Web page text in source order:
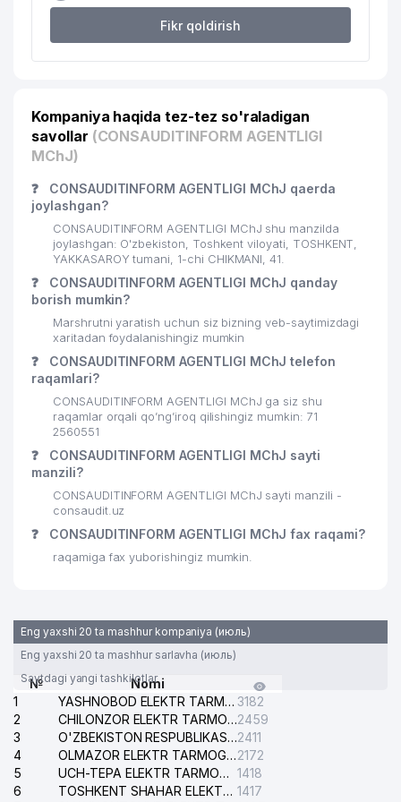
20 376 м
21 ASIA ADVENTURES MChJ 412 м
23
BANGLADESH XALQ RESPUBLIKASI
ELChINONASI
25
KATTA TANAFFUS BILIMDON
26 OCEAN-SEEFOOD MChJ
27 MALAYZIYA ELChINONASI 515 м
28
APOLLONIYA MEDICAL SERVICE
MChJ
29
FAYSEL KONSTRUKTION LOGISTIK
MChJ
30 ISSIQLIKQUVVATTA'MIR MChJ
31 DILRUZ MChJ 550 м
32 ALOQA BO'LIMI №100 551 м
33 LAZOKAT XUSUSIY KORXONASI 558 м
MChJ
36 EXPRESS STROY PROFI MChJ
DREAM DIZAYN GROUP MChJ
IMKONIYATI CHEKLANGAN BOLALAR
UCHUN 25-chi SONLI
IXTISOSLASHGAN MAKTAB
CORRIDA FOOD OILAVIY KORXONASI
Fikr qoldirish
Kompaniya haqida tez-tez so'raladigan
savollar (CONSAUDITINFORM AGENTLIGI
MChJ)
❓
CONSAUDITINFORM AGENTLIGI MChJ qaerda
joylashgan?
CONSAUDITINFORM AGENTLIGI MChJ shu manzilda
joylashgan: O'zbekiston, Toshkent viloyati, TOSHKENT,
YAKKASAROY tumani, 1-chi CHIKMANI, 41.
❓
CONSAUDITINFORM AGENTLIGI MChJ qanday
borish mumkin?
Marshrutni yaratish uchun siz bizning veb-saytimizdagi
xaritadan foydalanishingiz mumkin
❓
CONSAUDITINFORM AGENTLIGI MChJ telefon
raqamlari?
CONSAUDITINFORM AGENTLIGI MChJ ga siz shu
raqamlar orqali qo’ng’iroq qilishingiz mumkin: 71
2560551
❓
CONSAUDITINFORM AGENTLIGI MChJ sayti
manzili?
CONSAUDITINFORM AGENTLIGI MChJ sayti manzili -
consaudit.uz
❓ CONSAUDITINFORM AGENTLIGI MChJ fax raqami?
raqamiga fax yuborishingiz mumkin.
Eng yaxshi 20 ta mashhur kompaniya (июль)
Eng yaxshi 20 ta mashhur sarlavha (июль)
Saytdagi yangi tashkilotlar
№
Nomi
1
YASHNOBOD ELEKTR TARMOG'I NOSOZLIKLARI XIZMATI 3182
2
CHILONZOR ELEKTR TARMOG'I NOSOZLIK XIZMATI2459
3
O'ZBEKISTON RESPUBLIKASI BOSH PROKURATURASI ISHONCH TELEFONI2411
4
OLMAZOR ELEKTR TARMOG'I NOSOZLIKLARI XIZMATI2172
5
UCH-TEPA ELEKTR TARMOG'I NOSOZLIKLARI XIZMATI 1418
6
TOSHKENT SHAHAR ELEKTR TARMOQLARI KORXONASI AJ 1417